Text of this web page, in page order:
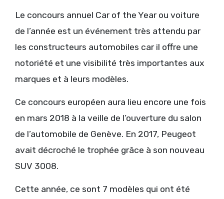
Le concours annuel Car of the Year ou voiture
de l’année est un événement très attendu par
les constructeurs automobiles car il offre une
notoriété et une visibilité très importantes aux
marques et à leurs modèles.
Ce concours européen aura lieu encore une fois
en mars 2018 à la veille de l’ouverture du salon
de l’automobile de Genève. En 2017, Peugeot
avait décroché le trophée grâce à son nouveau
SUV 3008.
Cette année, ce sont 7 modèles qui ont été